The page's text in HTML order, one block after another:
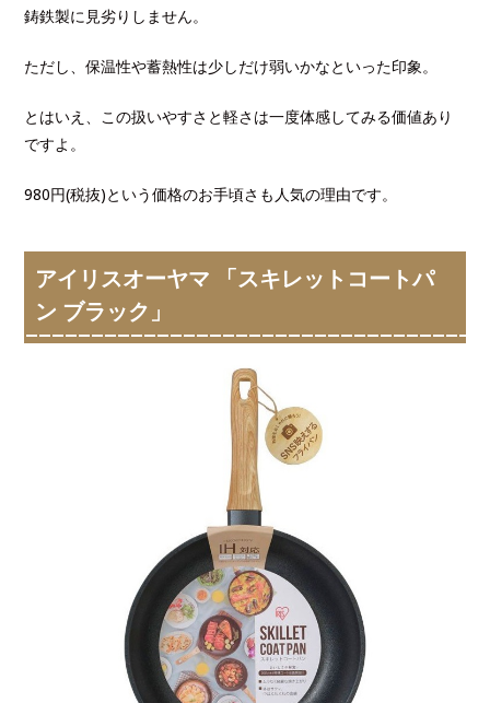
鋳鉄製に見劣りしません。
ただし、保温性や蓄熱性は少しだけ弱いかなといった印象。
とはいえ、この扱いやすさと軽さは一度体感してみる価値あり
ですよ。
980円(税抜)という価格のお手頃さも人気の理由です。
アイリスオーヤマ 「スキレットコートパ
ン ブラック」